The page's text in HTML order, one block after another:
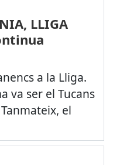
LLIGA
a la Lliga.
va ser el Tucans
el